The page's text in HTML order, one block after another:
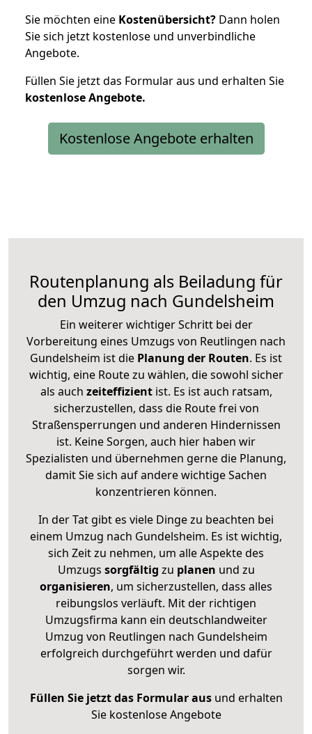
Sie möchten eine Kostenübersicht? Dann holen
Sie sich jetzt kostenlose und unverbindliche
Angebote.
Füllen Sie jetzt das Formular aus und erhalten Sie
kostenloseAngebote.
Kostenlose Angebote erhalten
Routenplanung als Beiladung für
den Umzug nach Gundelsheim
Ein weiterer wichtiger Schritt bei der
Vorbereitung eines Umzugs von Reutlingen nach
Gundelsheim ist die Planung der Routen. Es ist
wichtig, eine Route zu wählen, die sowohl sicher
als auch zeiteffizientist. Es ist auch ratsam,
sicherzustellen, dass die Route frei von
Straßensperrungen und anderen Hindernissen
ist. Keine Sorgen, auch hier haben wir
Spezialisten und übernehmen gerne die Planung,
damit Sie sich auf andere wichtige Sachen
konzentrieren können.
In der Tat gibt es viele Dinge zu beachten bei
einem Umzug nach Gundelsheim. Es ist wichtig,
sich Zeit zu nehmen, um alle Aspekte des
Umzugs sorgfältig zu planen und zu
organisieren, um sicherzustellen, dass alles
reibungslos verläuft. Mit der richtigen
Umzugsfirma kann ein deutschlandweiter
Umzug von Reutlingen nach Gundelsheim
erfolgreich durchgeführt werden und dafür
sorgen wir.
Füllen Sie jetzt das Formular ausund erhalten
Sie kostenlose Angebote